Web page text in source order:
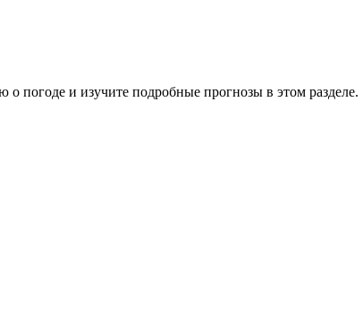
погоде и изучите подробные прогнозы в этом разделе.